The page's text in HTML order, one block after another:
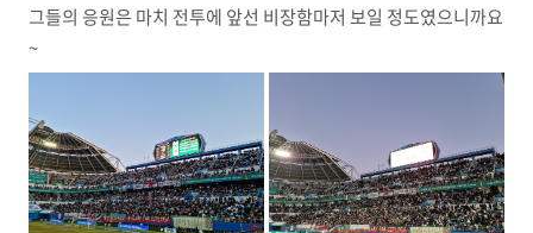
그들의 응원은 마치 전투에 앞선 비장함마저 보일 정도였으니까요
~